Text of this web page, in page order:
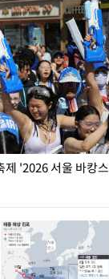
제 '2026 서울 바캉스